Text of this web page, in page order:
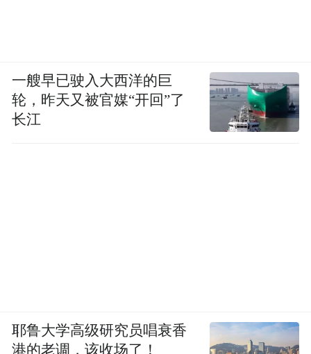
一艘早已驶入大西洋的巨
轮，昨天又被官媒“开回”了
长江
耶鲁大学高级研究员唱衰香
港的老调，该收场了！